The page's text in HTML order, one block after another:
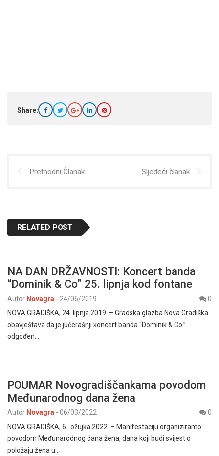
Share:
Prethodni Članak Sljedeći članak
RELATED POST
NA DAN DRŽAVNOSTI: Koncert banda
“Dominik & Co” 25. lipnja kod fontane
Autor Novagra - 24/06/2019
0
NOVA GRADIŠKA, 24. lipnja 2019. – Gradska glazba Nova Gradiška
obavještava da je jučerašnji koncert banda “Dominik & Co.”
odgođen…
POUMAR Novogradiščankama povodom
Međunarodnog dana žena
Autor Novagra - 06/03/2022
0
NOVA GRADIŠKA, 6. ožujka 2022. – Manifestaciju organiziramo
povodom Međunarodnog dana žena, dana koji budi svijest o
položaju žena u…